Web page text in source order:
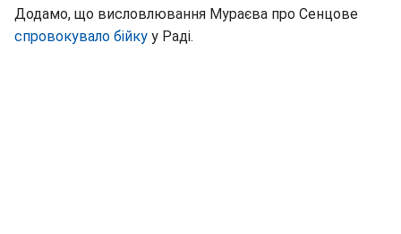
Додамо, що висловлювання Мураєва про Сенцове
спровокувало бійку у Раді.